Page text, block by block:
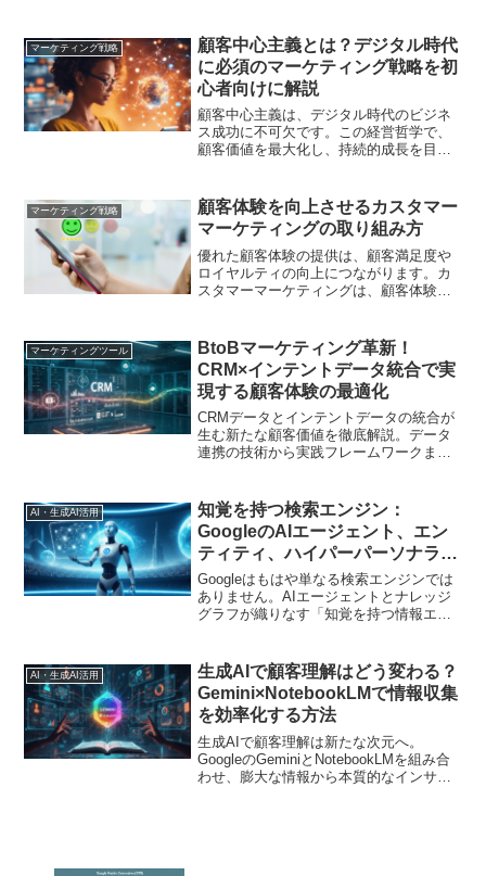
マーケティング戦略
顧客中心主義とは？デジタル時代
に必須のマーケティング戦略を初
心者向けに解説
顧客中心主義は、デジタル時代のビジネ
ス成功に不可欠です。この経営哲学で、
顧客価値を最大化し、持続的成長を目指
マーケティング戦略
顧客体験を向上させるカスタマー
マーケティングの取り組み方
優れた顧客体験の提供は、顧客満足度や
ロイヤルティの向上につながります。カ
スタマーマーケティングは、顧客体験の
や、顧客体験向上のための取り組み方を
解説します。
マーケティングツール
BtoBマーケティング革新！
CRM×インテントデータ統合で実
現する顧客体験の最適化
CRMデータとインテントデータの統合が
生む新たな顧客価値を徹底解説。データ
連携の技術から実践フレームワークま
AI・生成AI活用
知覚を持つ検索エンジン：
GoogleのAIエージェント、エン
ティティ、ハイパーパーソナライ
ゼーションの未来を解き明かす
Googleはもはや単なる検索エンジンでは
ありません。AIエージェントとナレッジ
グラフが織りなす「知覚を持つ情報エコ
れからの時代に必須となるエンティティ
中心のSEO戦略を徹底解剖します
AI・生成AI活用
生成AIで顧客理解はどう変わる？
Gemini×NotebookLMで情報収集
を効率化する方法
生成AIで顧客理解は新たな次元へ。
GoogleのGeminiとNotebookLMを組み合
わせ、膨大な情報から本質的なインサイ